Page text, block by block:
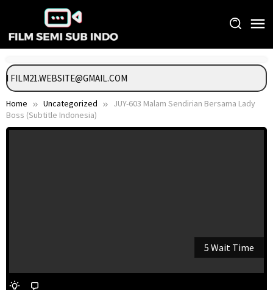
content
FILM21.WEBSITE@GMAIL.COM
Home Uncategorized
JUY-603 Malam Sendirian Bersama Lady
Boss (Subtitle Indonesia)
5 Wait Time